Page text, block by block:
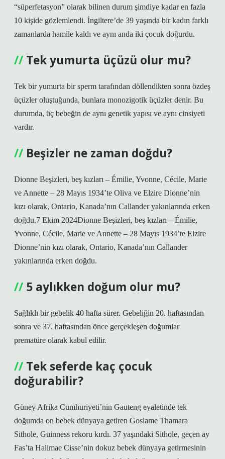
“süperfetasyon” olarak bilinen durum şimdiye kadar en fazla
10 kişide gözlemlendi. İngiltere’de 39 yaşında bir kadın farklı
zamanlarda hamile kaldı ve aynı anda iki çocuk doğurdu.
Tek yumurta üçüzü olur mu?
Tek bir yumurta bir sperm tarafından döllendikten sonra özdeş
üçüzler oluştuğunda, bunlara monozigotik üçüzler denir. Bu
durumda, üç bebeğin de aynı genetik yapısı ve aynı cinsiyeti
vardır.
Beşizler ne zaman doğdu?
Dionne Beşizleri, beş kızları – Émilie, Yvonne, Cécile, Marie
ve Annette – 28 Mayıs 1934’te Oliva ve Elzire Dionne’nin
kızı olarak, Ontario, Kanada’nın Callander yakınlarında erken
doğdu.7 Ekim 2024Dionne Beşizleri, beş kızları – Émilie,
Yvonne, Cécile, Marie ve Annette – 28 Mayıs 1934’te Elzire
Dionne’nin kızı olarak, Ontario, Kanada’nın Callander
yakınlarında erken doğdu.
5 aylıkken doğum olur mu?
Sağlıklı bir gebelik 40 hafta sürer. Gebeliğin 20. haftasından
sonra ve 37. haftasından önce gerçekleşen doğumlar
prematüre olarak kabul edilir.
Tek seferde kaç çocuk
doğurabilir?
Güney Afrika Cumhuriyeti’nin Gauteng eyaletinde tek
doğumda on bebek dünyaya getiren Gosiame Thamara
Sithole, Guinness rekoru kırdı. 37 yaşındaki Sithole, geçen ay
Fas’ta Halimae Cisse’nin dokuz bebek dünyaya getirmesinin